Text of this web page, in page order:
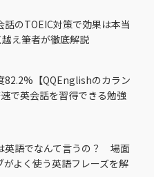
話のTOEIC対策で効果は本当
え筆者が徹底解説
82.2%【QQEnglishのカラン
で英会話を習得できる勉強
英語でなんて言うの？ 場面
がよく使う英語フレーズを解